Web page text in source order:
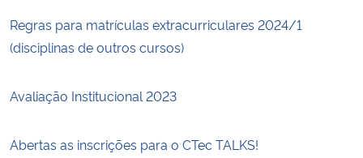
Controladoria-Geral da União
Ministério da Mulher, da Família e dos Direitos Humanos
Secretaria-Geral
Regras para matrículas extracurriculares 2024/1
(disciplinas de outros cursos)
Avaliação Institucional 2023
Abertas as inscrições para o CTec TALKS!